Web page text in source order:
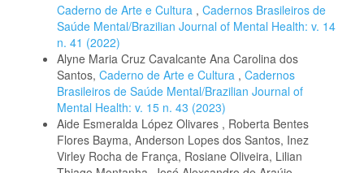
Caderno de Arte e Cultura , Cadernos Brasileiros de
Saúde Mental/Brazilian Journal of Mental Health: v. 14
n. 41 (2022)
Alyne Maria Cruz Cavalcante Ana Carolina dos
Santos, Caderno de Arte e Cultura , Cadernos
Brasileiros de Saúde Mental/Brazilian Journal of
Mental Health: v. 15 n. 43 (2023)
Aide Esmeralda López Olivares , Roberta Bentes
Flores Bayma, Anderson Lopes dos Santos, Inez
Virley Rocha de França, Rosiane Oliveira, Lilian